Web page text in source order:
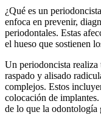
¿Qué es un
enfoca en prevenir,
periodontales. Estas
el hueso que sostienen
Un periodoncista
raspado y alisado
complejos. Estos
colocación de
de lo que la odontología